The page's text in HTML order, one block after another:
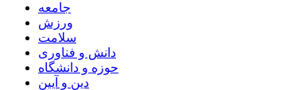
جامعه
ورزش
سلامت
دانش و فناوری
حوزه و دانشگاه
دین و آیین